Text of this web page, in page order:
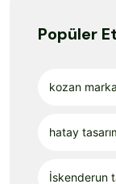
Popüler
kozan
hatay
İskenderun